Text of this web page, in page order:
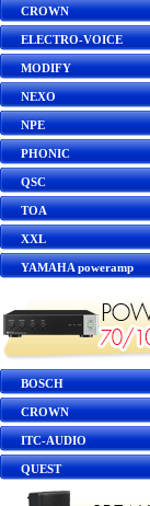
CROWN
ELECTRO-VOICE
MODIFY
NEXO
NPE
PHONIC
QSC
TOA
XXL
YAMAHA poweramp
BOSCH
CROWN
ITC-AUDIO
QUEST